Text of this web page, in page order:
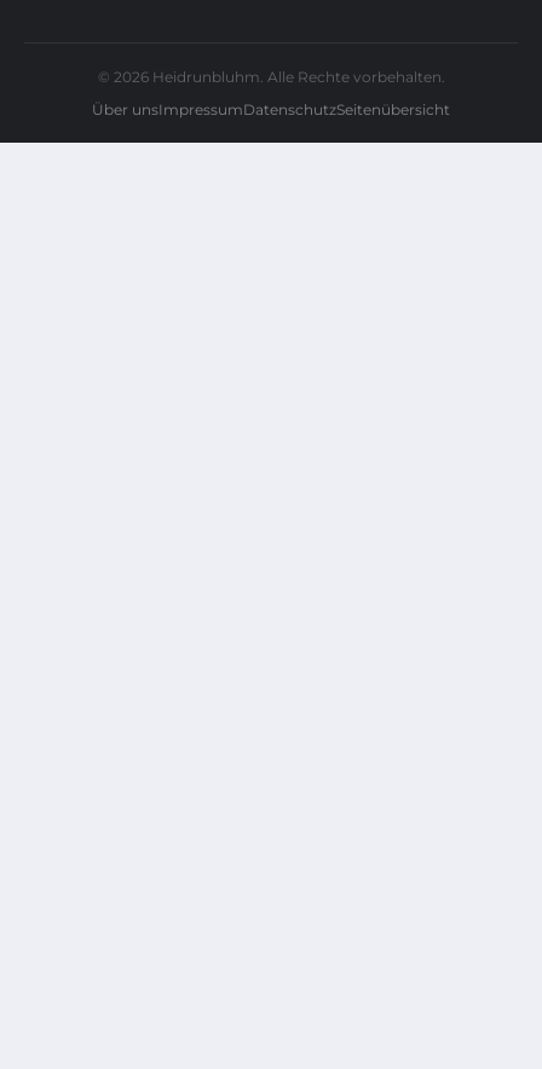
© 2026 Heidrunbluhm. Alle Rechte vorbehalten.
Über unsImpressumDatenschutzSeitenübersicht